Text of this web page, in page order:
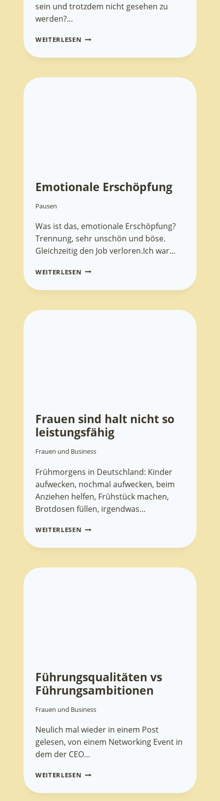
sein und trotzdem nicht gesehen zu
werden?…
WEITERLESEN UNSICHTBARE
Emotionale Erschöpfung
Pausen
Was ist das, emotionale Erschöpfung?
Trennung, sehr unschön und böse.
Gleichzeitig den Job verloren.Ich war…
WEITERLESEN EMOTIONALE
Frauen sind halt nicht so
leistungsfähig
Frauen und Business
Frühmorgens in Deutschland: Kinder
aufwecken, nochmal aufwecken, beim
Anziehen helfen, Frühstück machen,
Brotdosen füllen, irgendwas…
WEITERLESEN FRAUEN
NICHT
Führungsqualitäten vs
Führungsambitionen
Frauen und Business
Neulich mal wieder in einem Post
gelesen, von einem Networking Event in
dem der CEO…
WEITERLESEN FÜHRUNGSQUALITÄTEN